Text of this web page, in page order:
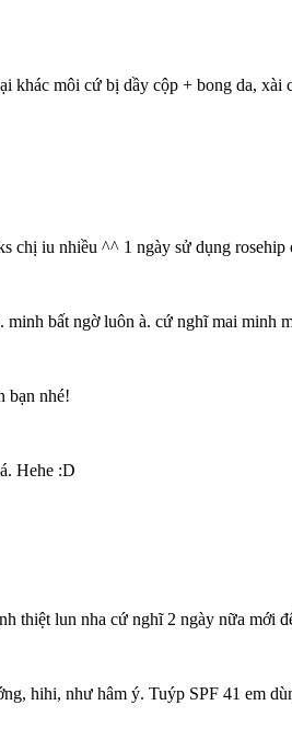
khác môi cứ bị dầy cộp + bong da, xài
chị iu nhiều ^^ 1 ngày sử dụng
bất ngờ luôn à. cứ nghĩ mai minh
bạn nhé!
Hehe :D
thiệt lun nha cứ nghĩ 2 ngày nữa mới
hihi, như hâm ý. Tuýp SPF 41 em